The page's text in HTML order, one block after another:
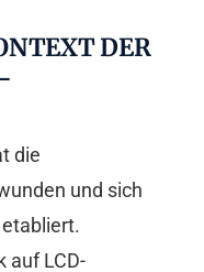
DER
die
und sich
auf LCD-